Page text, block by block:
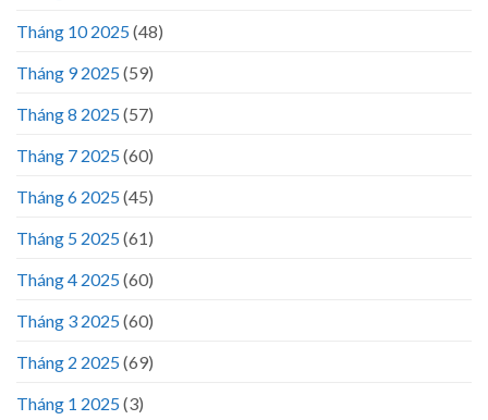
Tháng 10 2025(48)
Tháng 9 2025(59)
Tháng 8 2025(57)
Tháng 7 2025(60)
Tháng 6 2025(45)
Tháng 5 2025(61)
Tháng 4 2025(60)
Tháng 3 2025(60)
Tháng 2 2025(69)
Tháng 1 2025(3)